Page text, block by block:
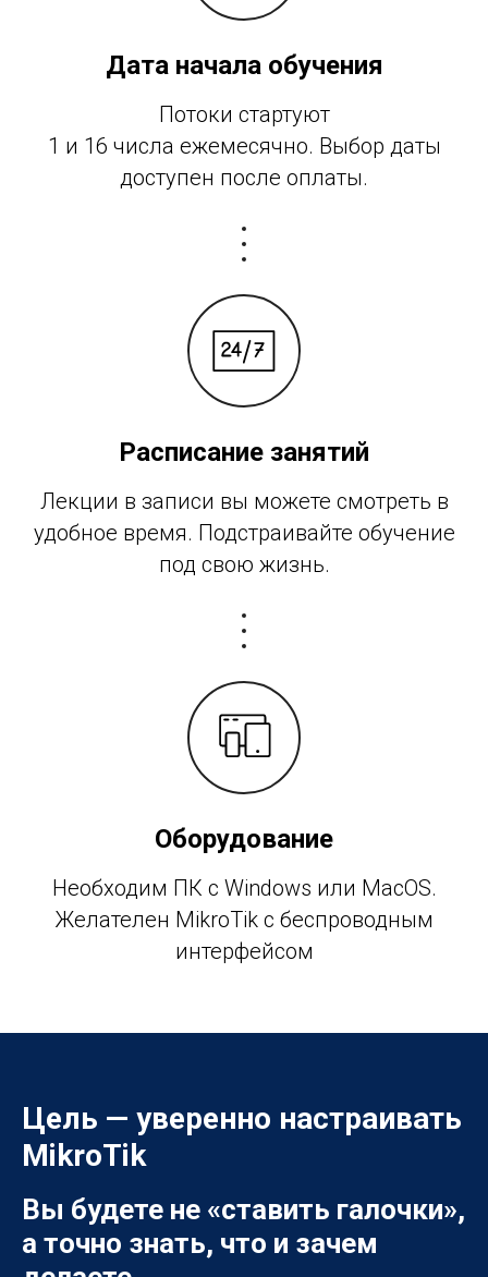
Дата начала обучения
Потоки стартуют
1 и 16 числа ежемесячно. Выбор даты
доступен после оплаты.
Расписание занятий
Лекции в записи вы можете смотреть в
удобное время. Подстраивайте обучение
под свою жизнь.
Оборудование
Необходим ПК с Windows или MacOS.
Желателен MikroTik с беспроводным
интерфейсом
Цель — уверенно настраивать
MikroTik
Вы будете не «ставить галочки»,
а точно знать, что и зачем